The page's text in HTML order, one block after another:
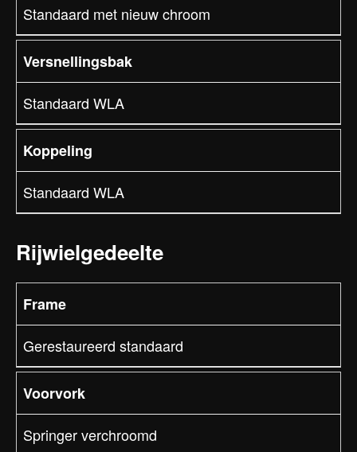
Standaard met nieuw chroom
Versnellingsbak
Standaard WLA
Koppeling
Standaard WLA
Rijwielgedeelte
Frame
Gerestaureerd standaard
Voorvork
Springer verchroomd